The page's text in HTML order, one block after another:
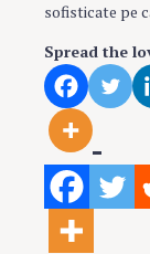
sofisticate pe
Spread the